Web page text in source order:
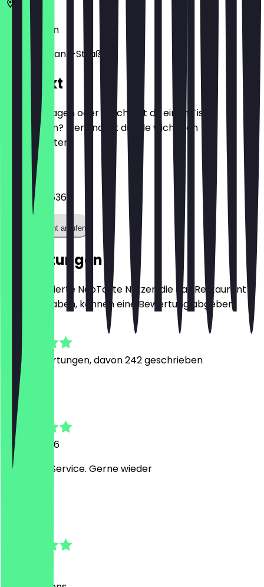
10243
Berlin
Tamara-Danz-Straße 11
Kontakt
Hast du Fragen oder möchtest du einen Tisch
reservieren? Hier findest du alle wichtigen
Kontaktdaten.
Telefon
03027599636
Restaurant anrufen
Bewertungen
Nur registrierte NeoTaste Nutzer, die das Restaurant
besucht haben, können eine Bewertung abgeben.
1682
Bewertungen, davon 242 geschrieben
Gaby
28. Juli 2026
Schneller Service. Gerne wieder
11. Juli 2026